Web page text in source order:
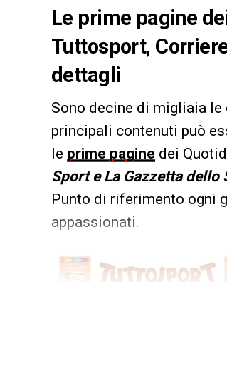
Le prime pagine
Tuttosport,
dettagli
Sono decine di migliaia le
principali contenuti può
le prime pagine dei
Sport e La Gazzetta dello
Punto di riferimento ogni
appassionati.